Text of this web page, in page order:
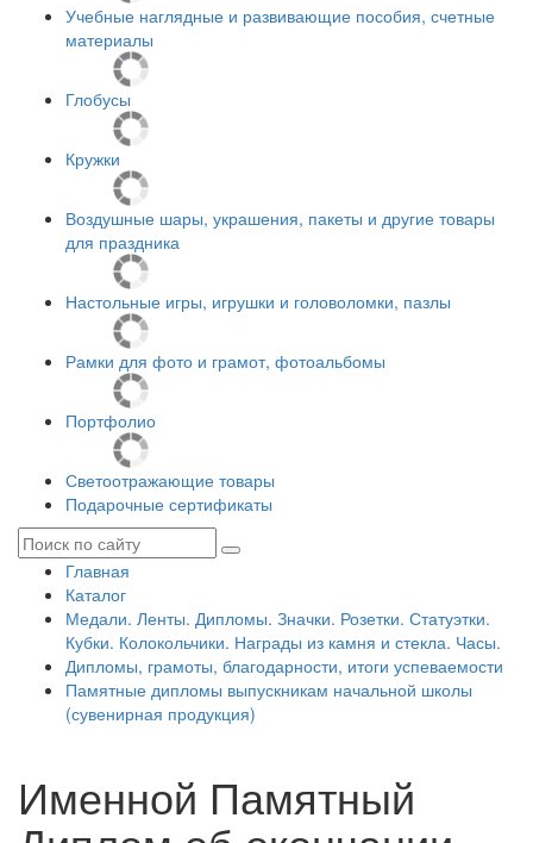
Учебные наглядные и развивающие пособия, счетные
материалы
Глобусы
Кружки
Воздушные шары, украшения, пакеты и другие товары
для праздника
Настольные игры, игрушки и головоломки, пазлы
Рамки для фото и грамот, фотоальбомы
Портфолио
Светоотражающие товары
Подарочные сертификаты
Главная
Каталог
Медали. Ленты. Дипломы. Значки. Розетки. Статуэтки.
Кубки. Колокольчики. Награды из камня и стекла. Часы.
Дипломы, грамоты, благодарности, итоги успеваемости
Памятные дипломы выпускникам начальной школы
(сувенирная продукция)
Именной Памятный